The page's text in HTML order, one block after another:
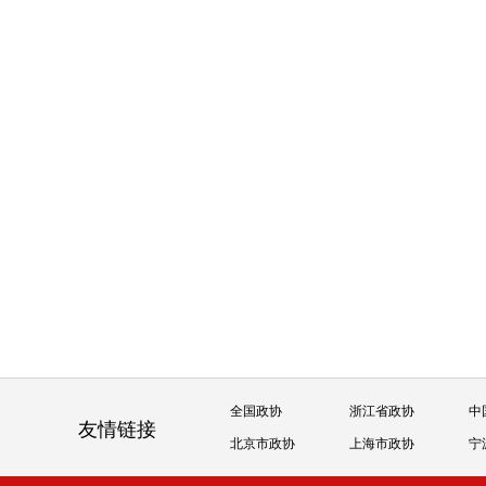
友情链接
全国政协 浙江省政协 中
北京市政协 上海市政协 宁